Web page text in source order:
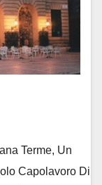
Terme, Un
Capolavoro Di